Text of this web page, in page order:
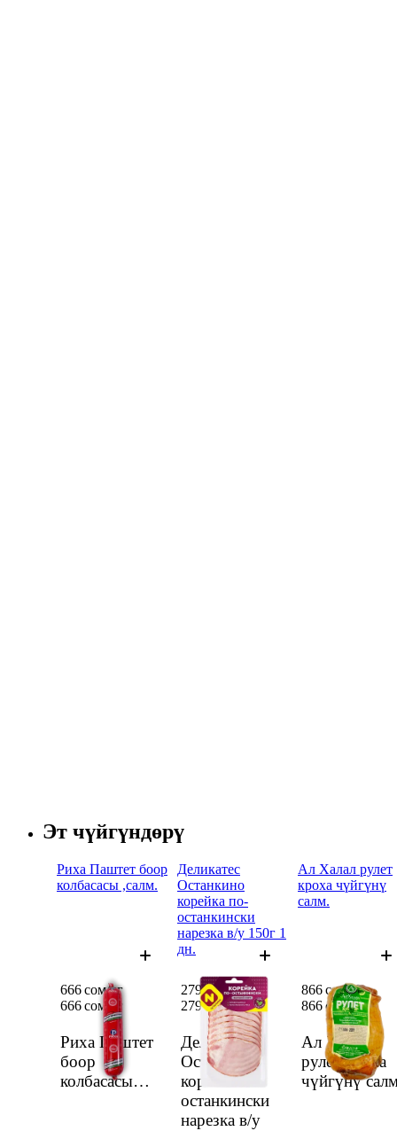
Эт чүйгүндөрү
Риха Паштет боор
колбасасы ,салм.
Риха Паштет
боор
колбасасы
666 сом/кг
666 сом/кг
Деликатес
Останкино
корейка по-
останкински
нарезка в/у 150г 1
дн.
Деликатес
Останкино
корейка по-
останкински
нарезка в/у
279 сом
279 сом
Ал Халал рулет
кроха чүйгүнү
салм.
Ал Халал
рулет кроха
чүйгүнү
866 сом/кг
866 сом/кг